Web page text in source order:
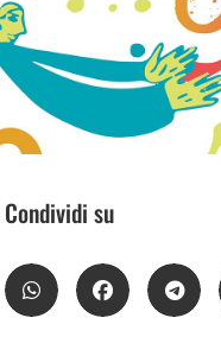
Condividi su